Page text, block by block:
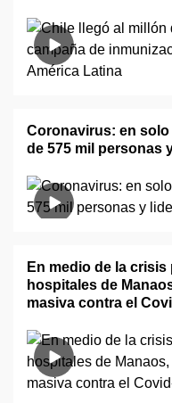
Coronavirus: en solo
de 575 mil personas
En medio de la
hospitales de
masiva contra el